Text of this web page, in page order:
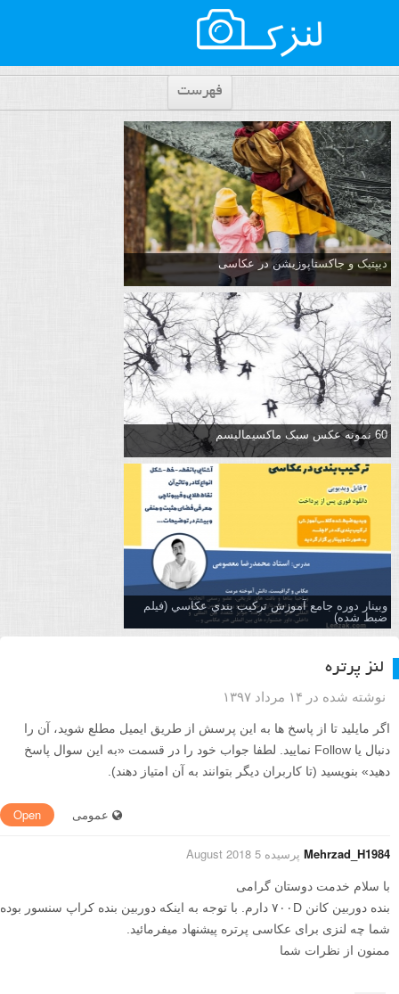
فهرست
دیپتیک و جاکستا‌پوزیشن در عکاسی
60 نمونه عکس سبک ماکسیمالیسم
وبینار دوره جامع آموزش تركيب بندي عكاسي (فیلم
ضبط شده)
لنز پرتره
نوشته شده در ۱۴ مرداد ۱۳۹۷
اگر مایلید تا از پاسخ ها به این پرسش از طریق ایمیل مطلع شوید، آن را
دنبال یا Follow نمایید. لطفا جواب خود را در قسمت «به این سوال پاسخ
دهید» بنویسید (تا کاربران دیگر بتوانند به آن امتیاز دهند).
Open عمومی
Mehrzad_H1984 پرسیده 5 August 2018
با سلام خدمت دوستان گرامی
بنده دوربین کانن ۷۰۰D دارم. با توجه به اینکه دوربین بنده کراپ سنسور بوده
شما چه لنزی برای عکاسی پرتره پیشنهاد میفرمائید.
ممنون از نظرات شما